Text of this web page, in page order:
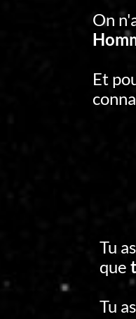
On
Et
Tu
que
Tu